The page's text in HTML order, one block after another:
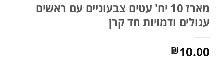
מארז 10 יח' עטים צבעוניים עם ראשים
עגולים ודמויות חד קרן
₪10.00